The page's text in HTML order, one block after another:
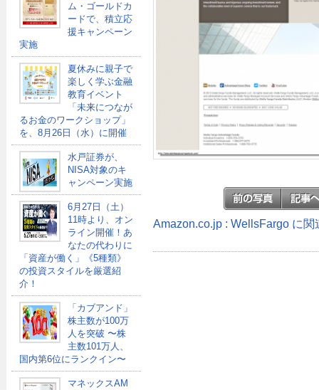
ム・ゴールドカ
ードで、積立応
援キャンペーン
実施
夏休みに親子で
楽しく学ぶ金融
教育イベント
「未来につなが
るお金のワークショップ」
を、8月26日（水）に開催
水戸証券が、
NISA対象のキ
ャンペーン実施
6月27日（土）
11時より、オン
ライン開催！あ
なたの代わりに
「資産が働く」《5種類》
の投資スタイルを厳選紹
介！
「カブアンド」
株主数が100万
人を突破 〜株
主数101万人、
国内第6位にランクイン〜
マネックスAM
Amazon.co.jp : WellsFargo に関